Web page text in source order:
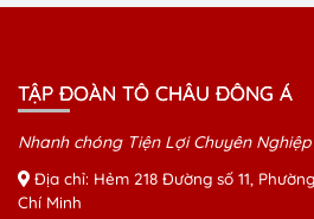
TẬP ĐOÀN TÔ CHÂU ĐÔNG Á
Nhanh chóng Tiện Lợi Chuyên Nghiệp
Địa chỉ: Hẻm 218 Đường số 11,
Chí Minh